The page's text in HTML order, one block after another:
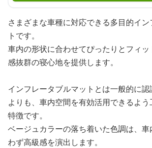
さまざまな車種に対応できる多目的イ
トです。
車内の形状に合わせてぴったりとフィ
感抜群の寝心地を提供します。
インフレータブルマットとは一般的に
よりも、車内空間を有効活用できるよ
特徴です。
ベージュカラーの落ち着いた色調は、
わず高級感を演出します。